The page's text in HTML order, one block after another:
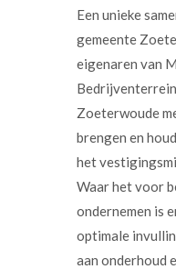
Een unieke
gemeente
eigenaren van
Zoeterwoude
brengen en
het
Waar het voor
ondernemen is
optimale
aan onderhoud